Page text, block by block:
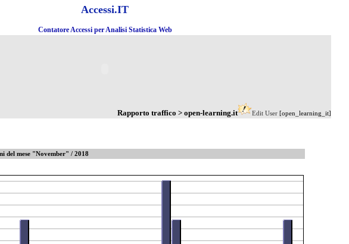
Accessi.IT
Contatore Accessi per Analisi Statistica Web
Rapporto traffico > open-learning.it Edit User [open_learning_it]
del mese "November" / 2018